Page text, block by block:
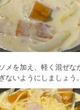
を加え、軽く混ぜな
いようにしましょう。